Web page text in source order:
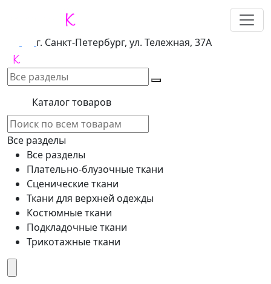
г. Санкт-Петербург, ул. Тележная, 37А
Каталог товаров
Все разделы
Все разделы
Плательно-блузочные ткани
Сценические ткани
Ткани для верхней одежды
Костюмные ткани
Подкладочные ткани
Трикотажные ткани